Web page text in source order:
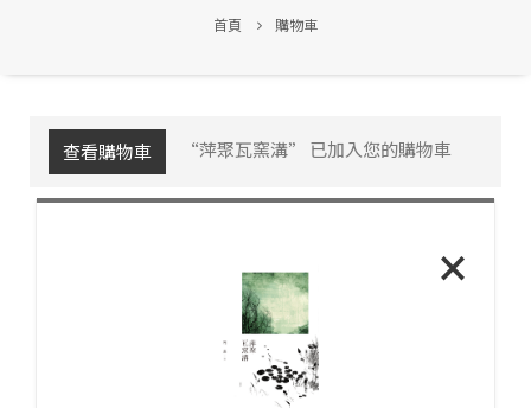
首頁 購物車
查看購物車 “萍聚瓦窯溝” 已加入您的購物車
×